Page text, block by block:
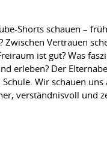
Shorts schauen –
Vertrauen
ist gut? Was
erleben? Der
Wir schauen
verständnisvoll und